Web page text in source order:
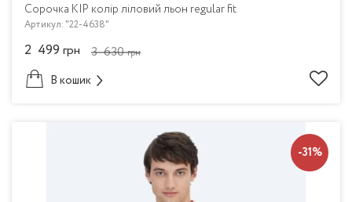
Сорочка KIP колір ліловий льон regular fit
Артикул: "22-4638"
3 630грн
2 499грн
В кошик
-31%